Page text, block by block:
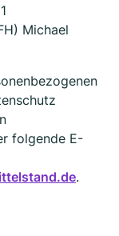
Michael
folgende E-
.